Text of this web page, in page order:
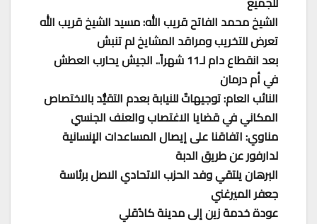
الشيخ محمد الفاتح قريب الله: مسيد الشيخ قريب الله
تعرض للتخريب ومراقد المشايخ لم تنبش
بعد انقطاع دام لـ11 شهراً.. الجيش يحارب العطش
في أم درمان
النائب العام: توجيهاتٌ للنيابة بعدم التقيُّد بالاختصاص
المكاني في قضايا الاغتصاب والعنف الجنسي
مناوي: اتفاقنا على إيصال المساعدات الإنسانية
لدارفور عن طريق الدبة
البرهان يلتقي وفد الحزب الاتحادي الاصل برئاسة
جعفر الميرغني
عودة خدمة زين إلى مدينة كادُقلي